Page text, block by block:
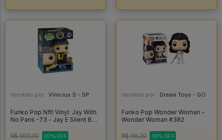
Vendido por: Vinicius S - SP
Funko Pop Nft! Vinyl: Jay With
No Pans -73 - Jay E Silent Bob
R$ 500,00
20% OFF
Vendido por: Dream Toys - GO
Funko Pop Wonder Woman -
Wonder Woman #382
R$ 98,20 39% OFF